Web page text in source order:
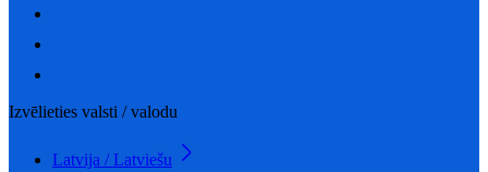
Izvēlieties valsti / valodu
Latvija / Latviešu